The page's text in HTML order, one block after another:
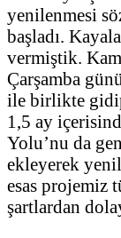
yenilenmesi
başladı.
vermiştik.
Çarşamba
ile birlikte gidip
1,5 ay
Yolu’nu da
ekleyerek
esas projemiz
şartlardan